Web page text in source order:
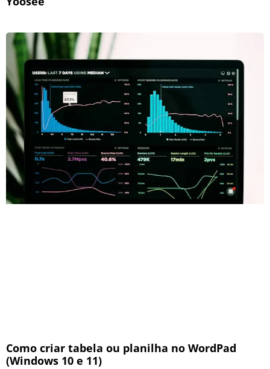
Como criar tabela ou planilha no WordPad
(Windows 10 e 11)